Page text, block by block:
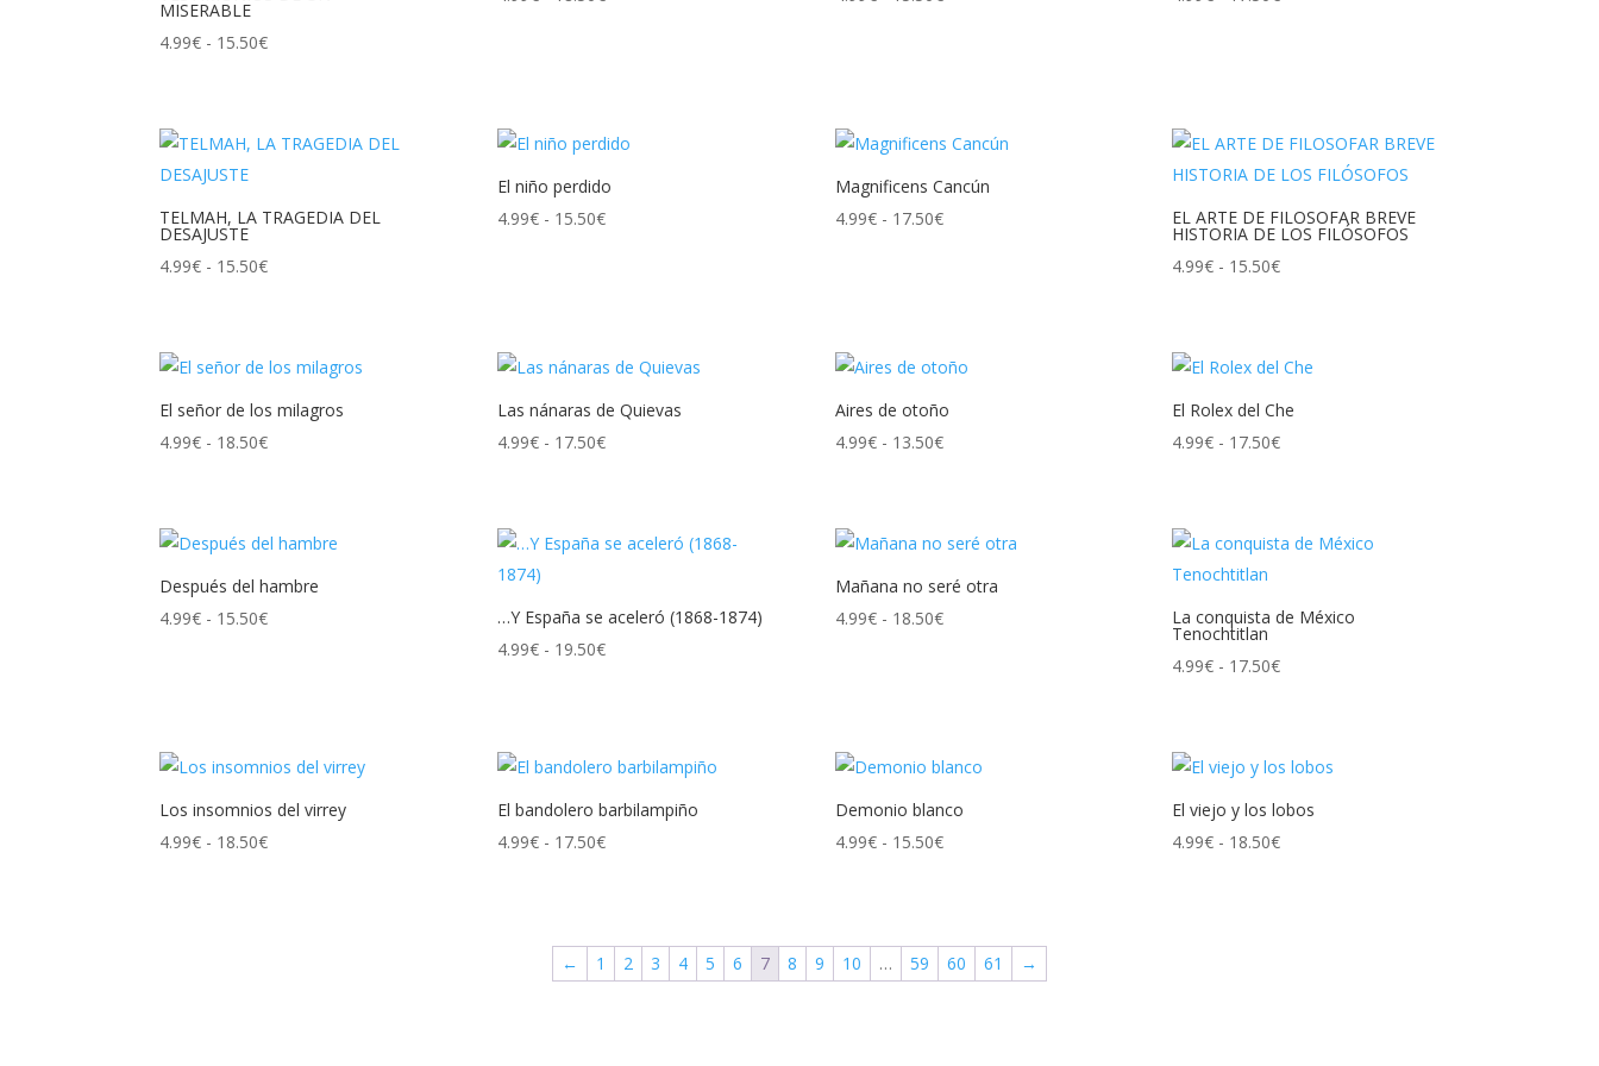
MISERABLE
4.99€ - 15.50€Rango
desde
15.50€
hasta
18.50€
hasta
15.50€
hasta
17.50€
TELMAH, LA TRAGEDIA DEL
DESAJUSTE
4.99€ - 15.50€Rango
desde
hasta
15.50€
El niño perdido
4.99€ - 15.50€Rango
hasta
15.50€
Magnificens Cancún
4.99€ - 17.50€Rango
hasta
17.50€
EL ARTE DE FILOSOFAR BREVE
HISTORIA DE LOS FILÓSOFOS
4.99€ - 15.50€Rango
desde
hasta
15.50€
El señor de los milagros
4.99€ - 18.50€Rango
desde
hasta
18.50€
Las nánaras de Quievas
4.99€ - 17.50€Rango
17.50€
Aires de otoño
4.99€ - 13.50€Rango
desde
hasta
13.50€
El Rolex del Che
4.99€ - 17.50€Rango
desde
17.50€
Después del hambre
4.99€ - 15.50€Rango
hasta
15.50€
…Y España se aceleró (1868-1874)
4.99€ - 19.50€Rango
4.99€
hasta
19.50€
Mañana no seré otra
4.99€ - 18.50€Rango
hasta
18.50€
La conquista de México
Tenochtitlan
4.99€ - 17.50€Rango
desde
hasta
17.50€
Los insomnios del virrey
4.99€ - 18.50€Rango
El bandolero barbilampiño
4.99€ - 17.50€Rango
4.99€
Demonio blanco
4.99€ - 15.50€Rango
4.99€
El viejo y los lobos
4.99€ - 18.50€Rango
← 1 2 3 4 5 6 7 8 9 10 … 59 60 61 →